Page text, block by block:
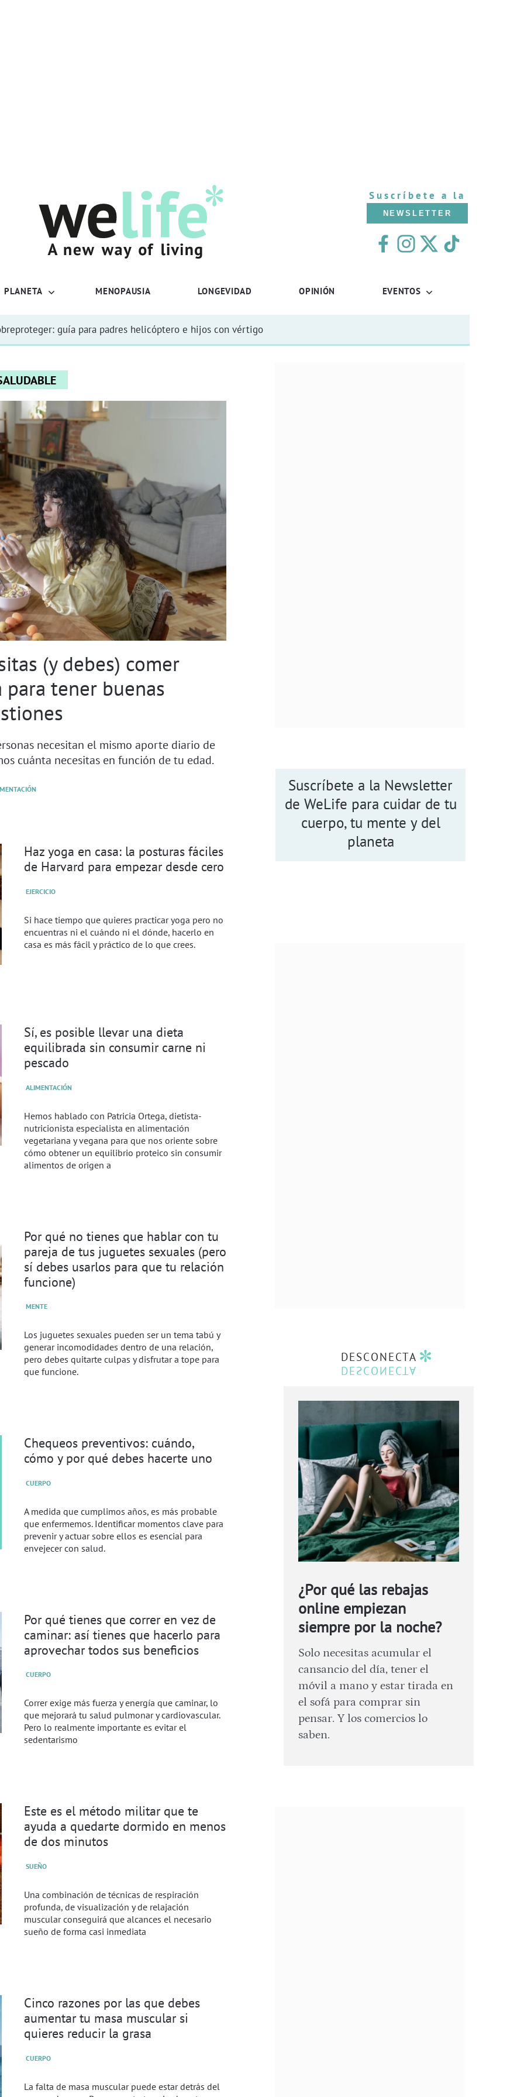
Suscríbete a la
NEWSLETTER
PLANETA MENOPAUSIA LONGEVIDAD OPINIÓN EVENTOS
guía para padres helicóptero e hijos con vértigo
(y debes) comer
tener buenas
necesitan el mismo aporte diario de
cuánta necesitas en función de tu edad.
Haz yoga en casa: la posturas fáciles
de Harvard para empezar desde cero
EJERCICIO
Si hace tiempo que quieres practicar yoga pero no
encuentras ni el cuándo ni el dónde, hacerlo en
casa es más fácil y práctico de lo que crees.
Sí, es posible llevar una dieta
equilibrada sin consumir carne ni
pescado
ALIMENTACIÓN
Hemos hablado con Patricia Ortega, dietista-
nutricionista especialista en alimentación
vegetariana y vegana para que nos oriente sobre
cómo obtener un equilibrio proteico sin consumir
alimentos de origen a
Por qué no tienes que hablar con tu
pareja de tus juguetes sexuales (pero
sí debes usarlos para que tu relación
funcione)
MENTE
Los juguetes sexuales pueden ser un tema tabú y
generar incomodidades dentro de una relación,
pero debes quitarte culpas y disfrutar a tope para
que funcione.
Chequeos preventivos: cuándo,
cómo y por qué debes hacerte uno
CUERPO
A medida que cumplimos años, es más probable
que enfermemos. Identificar momentos clave para
prevenir y actuar sobre ellos es esencial para
envejecer con salud.
Por qué tienes que correr en vez de
caminar: así tienes que hacerlo para
aprovechar todos sus beneficios
CUERPO
Correr exige más fuerza y energía que caminar, lo
que mejorará tu salud pulmonar y cardiovascular.
Pero lo realmente importante es evitar el
sedentarismo
Este es el método militar que te
ayuda a quedarte dormido en menos
de dos minutos
SUEÑO
Una combinación de técnicas de respiración
profunda, de visualización y de relajación
muscular conseguirá que alcances el necesario
sueño de forma casi inmediata
Cinco razones por las que debes
aumentar tu masa muscular si
quieres reducir la grasa
CUERPO
La falta de masa muscular puede estar detrás del
Suscríbete a la Newsletter
de WeLife para cuidar de tu
cuerpo, tu mente y del
planeta
DESCONECTA
¿Por qué las rebajas
online empiezan
siempre por la noche?
Solo necesitas acumular el
cansancio del día, tener el
móvil a mano y estar tirada en
el sofá para comprar sin
pensar. Y los comercios lo
saben.